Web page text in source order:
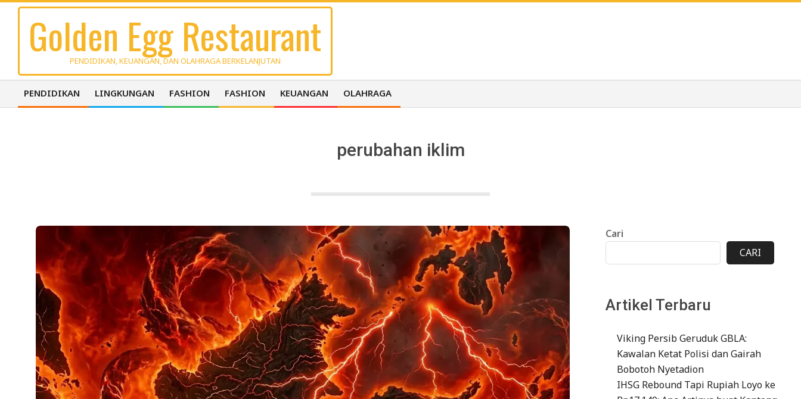
Skip
contentGolden Egg Restaurant
PENDIDIKAN, KEUANGAN, DAN OLAHRAGA BERKELANJUTAN
Primary
PENDIDIKAN LINGKUNGAN FASHION FASHION KEUANGAN OLAHRAGA
perubahan iklim
Cari
CARI
Artikel Terbaru
Viking Persib Geruduk GBLA:
Kawalan Ketat Polisi dan Gairah
Bobotoh Nyetadion
IHSG Rebound Tapi Rupiah Loyo ke